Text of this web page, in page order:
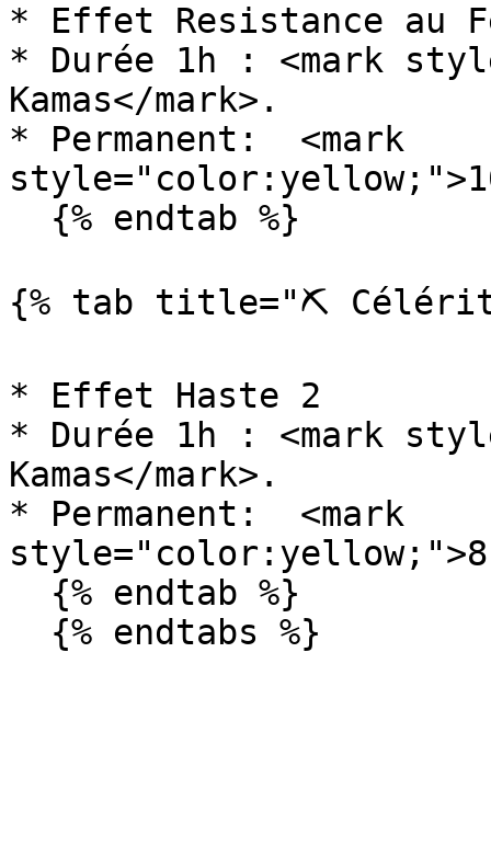
* Effet Resistance au
* Durée 1h : <mark
Kamas</mark>.
* Permanent:  <mark
{% tab title="⛏️
* Effet Haste 2
* Durée 1h : <mark
Kamas</mark>.
* Permanent:  <mark